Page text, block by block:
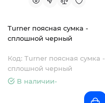
Turner поясная сумка -
сплошной черный
Код: Turner поясная сумка -
сплошной черный
В наличии-